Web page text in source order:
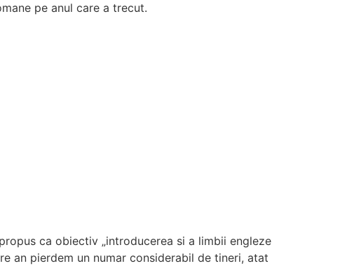
pe anul care a trecut.
ca obiectiv „introducerea si a limbii engleze
an pierdem un numar considerabil de tineri, atat